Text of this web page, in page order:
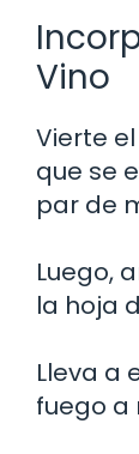
Vino
Vierte
que se
par de
Luego,
la hoja
Lleva a
fuego a